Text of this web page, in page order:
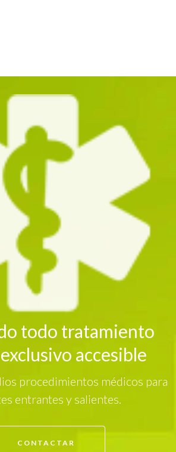
todo tratamiento
accesible
procedimientos médicos para
entrantes y salientes.
CONTACTAR